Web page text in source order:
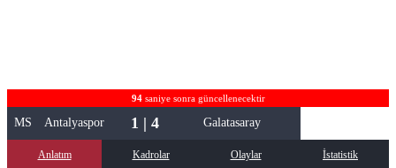
94saniye sonra güncellenecektir
MS Antalyaspor 1 | 4 Galatasaray
Anlatım Kadrolar Olaylar İstatistik